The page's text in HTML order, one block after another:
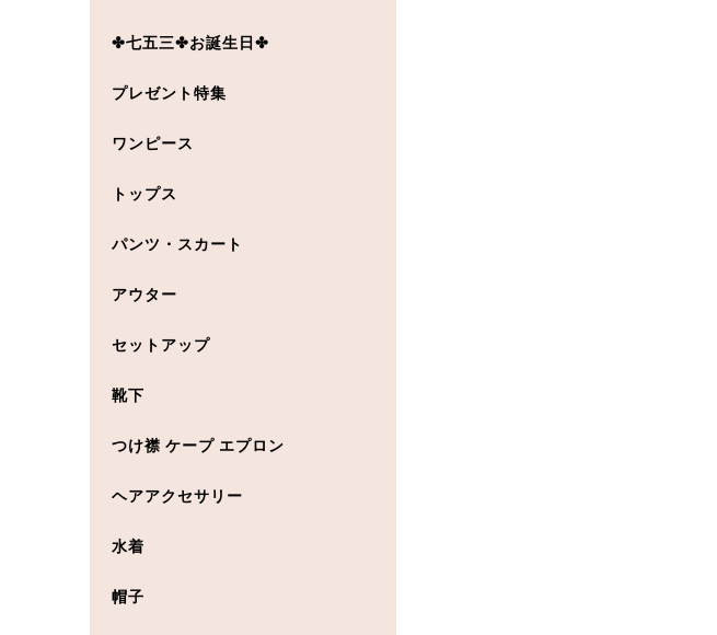
✤七五三✤お誕生日✤
プレゼント特集
ワンピース
トップス
パンツ・スカート
アウター
セットアップ
靴下
つけ襟 ケープ エプロン
ヘアアクセサリー
水着
帽子